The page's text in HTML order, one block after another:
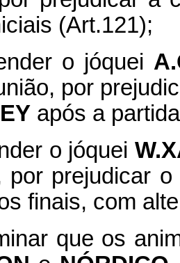
(Art.121);
o jóquei
por
após a
o jóquei
por prejudicar
finais, com
que os